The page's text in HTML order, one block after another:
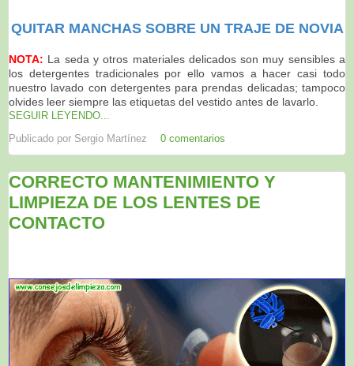
QUITAR MANCHAS SOBRE UN TRAJE DE NOVIA
NOTA: La seda y otros materiales delicados son muy sensibles a
los detergentes tradicionales por ello vamos a hacer casi todo
nuestro lavado con detergentes para prendas delicadas; tampoco
olvides leer siempre las etiquetas del vestido antes de lavarlo.
SEGUIR LEYENDO...
Publicado por Sergio Martínez 0 comentarios
CORRECTO MANTENIMIENTO Y
LIMPIEZA DE LOS LENTES DE
CONTACTO